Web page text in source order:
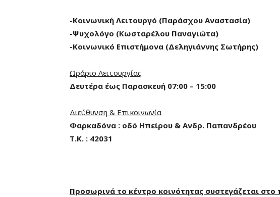
-Κοινωνική Λειτουργό (Παράσχου Αναστασία)
-Ψυχολόγο (Κωσταρέλου Παναγιώτα)
-Κοινωνικό Επιστήμονα (Δεληγιάννης Σωτήρης)
Ωράριο Λειτουργίας
Δευτέρα έως Παρασκευή 07:00 – 15:00
Διεύθυνση & Επικοινωνία
Φαρκαδόνα : οδό Ηπείρου & Ανδρ. Παπανδρέου
Τ.Κ. : 42031
Προσωρινά το κέντρο κοινότητας συστεγάζεται